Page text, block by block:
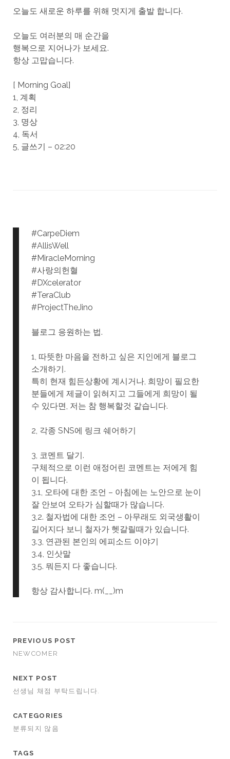
오늘도 새로운 하루를 위해 멋지게 출발 합니다.
오늘도 여러분의 매 순간을
행복으로 지어나가 보세요.
항상 고맙습니다.
[ Morning Goal]
1, 계획
2, 정리
3, 명상
4, 독서
5, 글쓰기 – 02:20
#CarpeDiem
#AllisWell
#MiracleMorning
#사랑의헌혈
#DXcelerator
#TeraClub
#ProjectTheJino
블로그 응원하는 법.
1, 따뜻한 마음을 전하고 싶은 지인에게 블로그
소개하기.
특히 현재 힘든상황에 계시거나, 희망이 필요한
분들에게 제글이 읽혀지고 그들에게 희망이 될
수 있다면, 저는 참 행복할것 같습니다.
2, 각종 SNS에 링크 쉐어하기
3, 코멘트 달기.
구체적으로 이런 애정어린 코멘트는 저에게 힘
이 됩니다.
3.1, 오타에 대한 조언 – 아침에는 노안으로 눈이
잘 안보여 오타가 심할때가 많습니다.
3,2. 철자법에 대한 조언 – 아무래도 외국생활이
길어지다 보니 철자가 헷갈릴때가 있습니다.
3.3, 연관된 본인의 에피소드 이야기
3.4, 인삿말
3.5. 뭐든지 다 좋습니다.
항상 감사합니다. m(__)m
PREVIOUS POST
NEWCOMER
NEXT POST
선생님 채점 부탁드립니다.
CATEGORIES
분류되지 않음
TAGS